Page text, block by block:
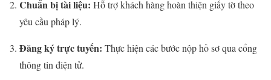
Chuẩn bị tài liệu: Hỗ trợ khách hàng hoàn thiện giấy tờ theo
yêu cầu pháp lý.
Đăng ký trực tuyến: Thực hiện các bước nộp hồ sơ qua cổng
thông tin điện tử.